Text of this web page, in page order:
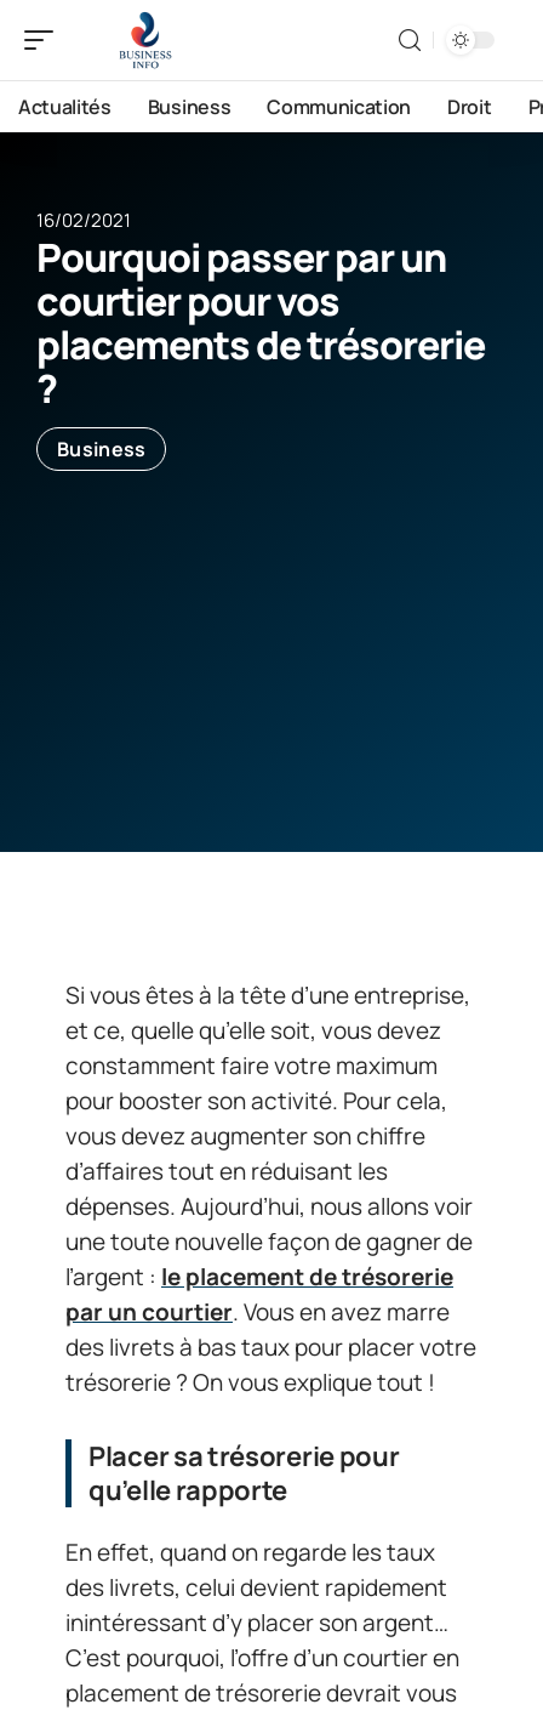
Actualités Business Communication Droit
16/02/2021
Pourquoi passer par un
courtier pour vos
placements de trésorerie
?
Business
Si vous êtes à la tête d’une entreprise,
et ce, quelle qu’elle soit, vous devez
constamment faire votre maximum
pour booster son activité. Pour cela,
vous devez augmenter son chiffre
d’affaires tout en réduisant les
dépenses. Aujourd’hui, nous allons voir
une toute nouvelle façon de gagner de
l’argent : le placement de trésorerie
par un courtier. Vous en avez marre
des livrets à bas taux pour placer votre
trésorerie ? On vous explique tout !
Placer sa trésorerie pour
qu’elle rapporte
En effet, quand on regarde les taux
des livrets, celui devient rapidement
inintéressant d’y placer son argent…
C’est pourquoi, l’offre d’un courtier en
placement de trésorerie devrait vous